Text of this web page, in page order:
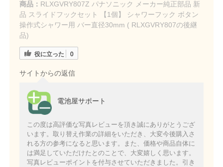
商品： RLXGVRY807Z パナソニック メーカー純正部品 新
品 スライドフックセット 【1個】 シャワーフック ボタン
操作式シャワー用 バー直径30mm ( RLXGVRY807の後継
品)
役に立った 0
サイトからの返信
電池屋サポート
この度は高評価な写真レビューを頂き誠にありがとうござ
います。取り替え作業の詳細をいただき、大変今後購入さ
れる方の参考になると思います。また、価格や商品自体に
は満足していただけたとのことで、大変嬉しく思います。
写真レビューポイントを付与させていただきました。引き